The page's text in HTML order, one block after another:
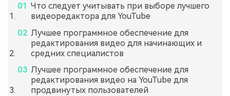
Что следует учитывать при выборе лучшего
видеоредактора для YouTube
Лучшее программное обеспечение для
редактирования видео для начинающих и
средних специалистов
Лучшее программное обеспечение для
редактирования видео на YouTube для
продвинутых пользователей